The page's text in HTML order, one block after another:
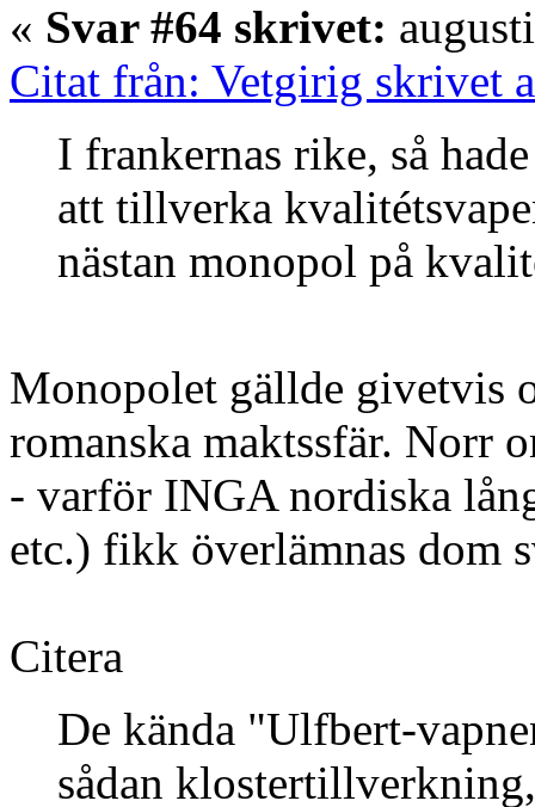
« Svar #64 skrivet:
Citat från: Vetgirig skrivet
I frankernas rike, så
att tillverka
nästan monopol på
Monopolet gällde givetvis
romanska maktssfär. Norr
- varför INGA nordiska
etc.) fikk överlämnas dom
Citera
De kända "Ulfbert-
sådan